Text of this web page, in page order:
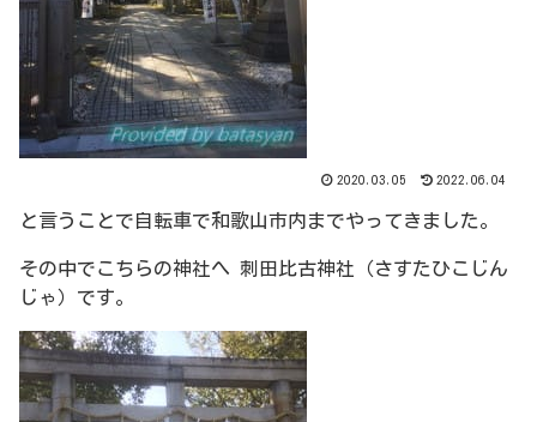
2020.03.05 2022.06.04
と言うことで自転車で和歌山市内までやってきました。
その中でこちらの神社へ 刺田比古神社（さすたひこじん
じゃ）です。